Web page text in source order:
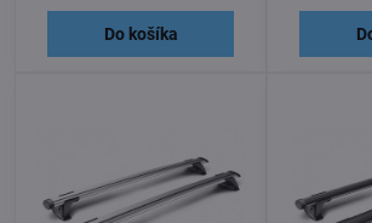
Do košíka